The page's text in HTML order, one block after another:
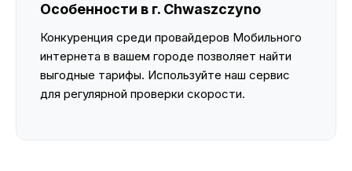
Особенности в г. Chwaszczyno
Конкуренция среди провайдеров Мобильного
интернета в вашем городе позволяет найти
выгодные тарифы. Используйте наш сервис
для регулярной проверки скорости.